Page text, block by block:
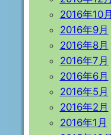
2016年10月
2016年9月
2016年8月
2016年7月
2016年6月
2016年5月
2016年2月
2016年1月